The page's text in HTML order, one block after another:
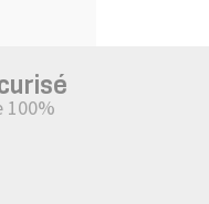
100%